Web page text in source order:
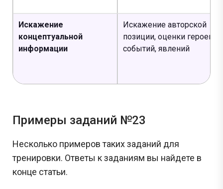
Искажение
концептуальной
информации
Искажение авторской
позиции, оценки героев,
событий, явлений
Примеры заданий №23
Несколько примеров таких заданий для
тренировки. Ответы к заданиям вы найдете в
конце статьи.
экзамен, и представляют собой тексты заданий, которые они запомнили. До
начала проведения ЕГЭ на Дальнем востоке публикация реальных заданий не